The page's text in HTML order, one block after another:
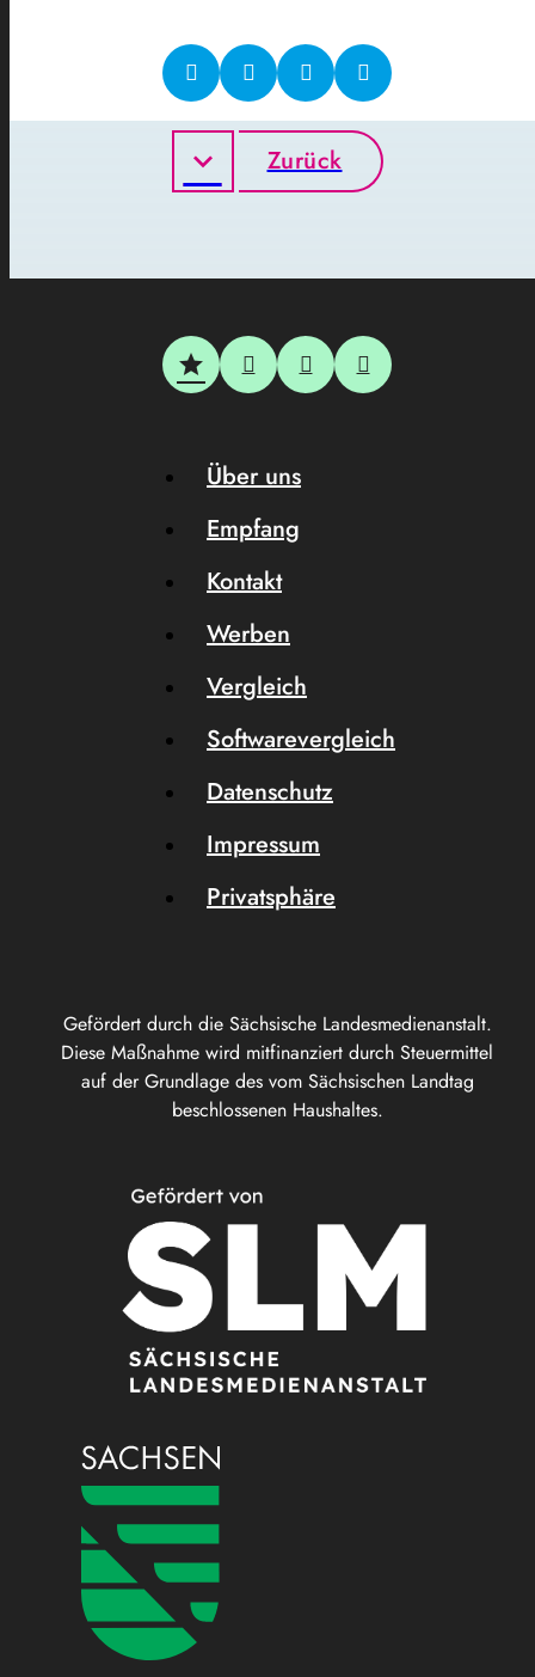
Zurück
Gefördert durch die Sächsische Landesmedienanstalt.
Diese Maßnahme wird mitfinanziert durch Steuermittel
auf der Grundlage des vom Sächsischen Landtag
beschlossenen Haushaltes.
Über uns
Empfang
Kontakt
Werben
Vergleich
Softwarevergleich
Datenschutz
Impressum
Privatsphäre